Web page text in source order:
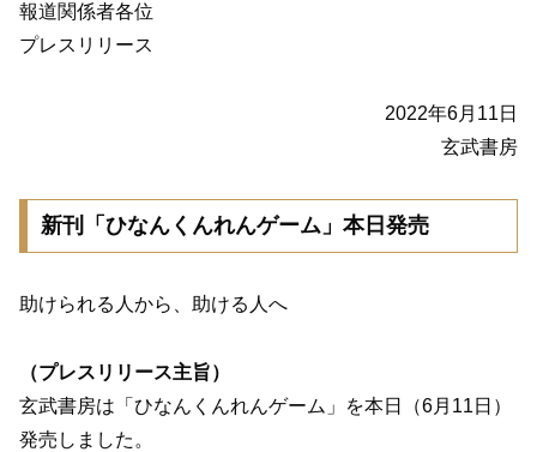
報道関係者各位
プレスリリース
2022年6月11日
玄武書房
新刊「ひなんくんれんゲーム」本日発売
助けられる人から、助ける人へ
（プレスリリース主旨）
玄武書房は「ひなんくんれんゲーム」を本日（6月11日）
発売しました。